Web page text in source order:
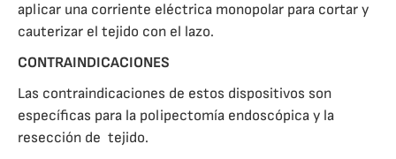
aplicar una corriente eléctrica monopolar para cortar y
cauterizar el tejido con el lazo.
CONTRAINDICACIONES
Las contraindicaciones de estos dispositivos son
específicas para la polipectomía endoscópica y la
resección de tejido.